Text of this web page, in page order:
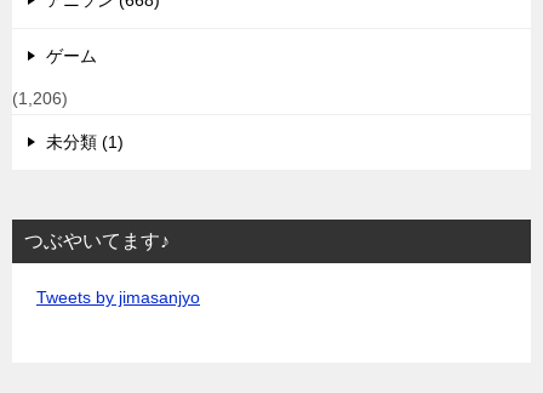
ゲーム
(1,206)
未分類 (1)
つぶやいてます♪
Tweets by jimasanjyo